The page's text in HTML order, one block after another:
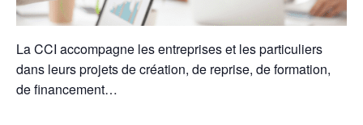
La CCI accompagne les entreprises et les particuliers
dans leurs projets de création, de reprise, de formation,
de financement…